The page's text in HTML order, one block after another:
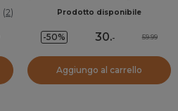
(2) Prodotto disponibile
-50% 30.- 59.99
Aggiungo al carrello